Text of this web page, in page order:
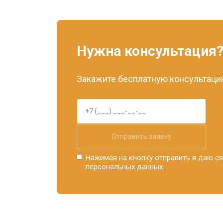
Нужна консультация?
Закажите бесплатную
Отправить заявку
Нажимая на кнопку отправить я даю
персональных данных.